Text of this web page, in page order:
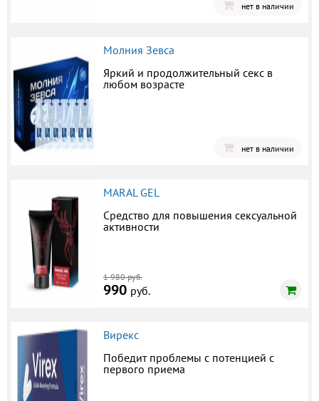
нет в наличии
Молния Зевса
Яркий и продолжительный секс в
любом возрасте
нет в наличии
MARAL GEL
Средство для повышения сексуальной
активности
1 980 руб.
990 руб.
Вирекс
Победит проблемы с потенцией с
первого приема